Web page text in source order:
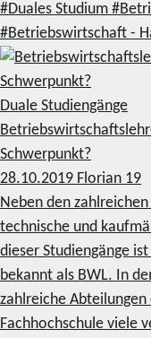
#Duales Studium
#Betriebswirtschaft -
Duale Studiengänge
Schwerpunkt?
28.10.2019 Florian 19
Neben den
technische und
dieser Studiengänge
bekannt als BWL. In
zahlreiche
Fachhochschule viele